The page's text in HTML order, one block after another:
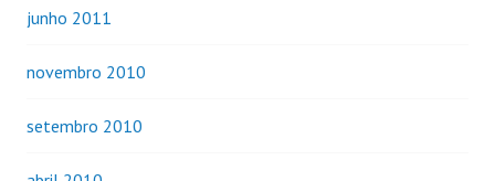
junho 2011
novembro 2010
setembro 2010